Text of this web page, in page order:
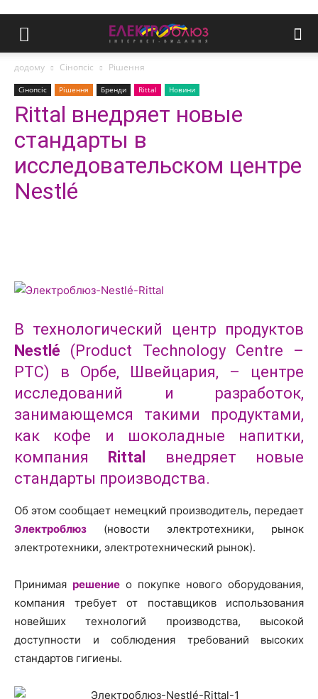
додому Сінопсіс Рішення
Сінопсіс Рішення Бренди Rittal Новини
Rittal внедряет новые
стандарты в
исследовательском центре
Nestlé
В технологический центр продуктов
Nestlé (Product Technology Centre –
PTC) в Орбе, Швейцария, – центре
исследований и разработок,
занимающемся такими продуктами,
как кофе и шоколадные напитки,
компания Rittal
внедряет новые
стандарты производства.
Об этом сообщает немецкий производитель, передает
Электроблюз (новости электротехники, рынок
электротехники, электротехнический рынок).
Принимая решение о покупке нового оборудования,
компания требует от поставщиков использования
новейших технологий производства, высокой
доступности и соблюдения требований высоких
стандартов гигиены.